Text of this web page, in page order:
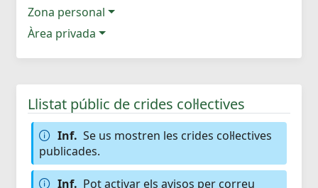
Zona personal
Àrea privada
Llistat públic de crides col·lectives
Inf. Se us mostren les crides col·lectives
publicades.
Inf. Pot activar els avisos per correu